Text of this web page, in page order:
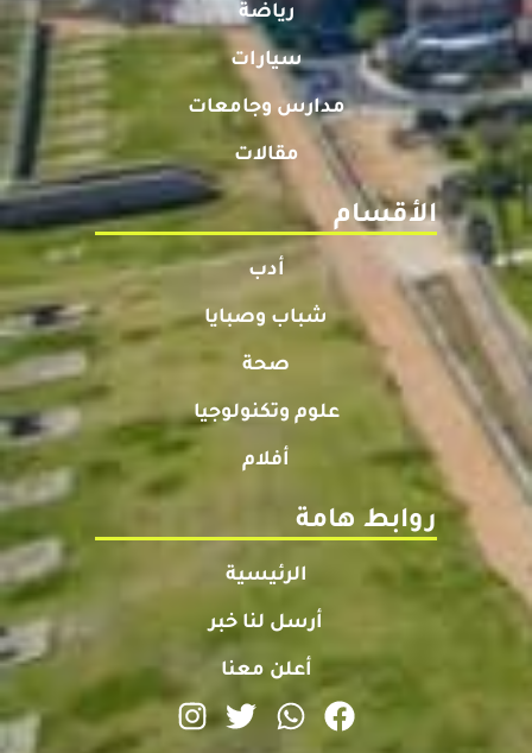
رياضة
سيارات
مدارس وجامعات
مقالات
الأقسام
أدب
شباب وصبايا
صحة
علوم وتكنولوجيا
أفلام
روابط هامة
الرئيسية
أرسل لنا خبر
أعلن معنا